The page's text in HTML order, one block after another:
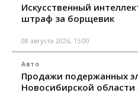
Искусственный
штраф за борщевик
08 августа 2026, 15:00
Авто
Продажи подержанных
Новосибирской